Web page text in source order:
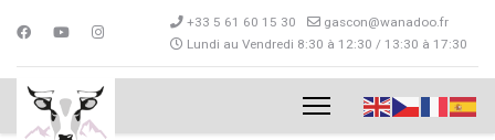
+33 5 61 60 15 30
gascon@wanadoo.fr
Lundi au Vendredi 8:30 à 12:30 / 13:30 à 17:30